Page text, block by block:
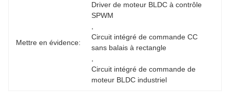
Mettre en évidence:
Driver de moteur BLDC à contrôle
SPWM
Circuit intégré de commande CC
sans balais à rectangle
Circuit intégré de commande de
moteur BLDC industriel